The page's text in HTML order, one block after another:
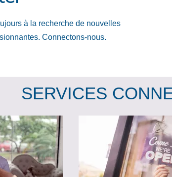
à la recherche de nouvelles
Connectons-nous.
SERVICES